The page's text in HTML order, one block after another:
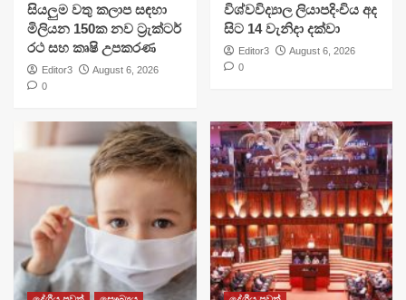
සියලුම වතු කලාප සඳහා
මිලියන 150ක නව ට්‍රැක්ටර්
රථ සහ කෘෂි උපකරණ
Editor3
August 6, 2026
0
විශ්වවිද්‍යාල ලියාපදිංචිය අද
සිට 14 වැනිදා දක්වා
Editor3
August 6, 2026
0